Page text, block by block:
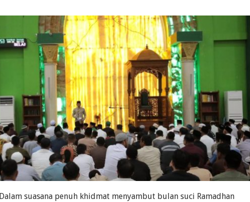
Dalam suasana penuh khidmat menyambut bulan suci Ramadhan